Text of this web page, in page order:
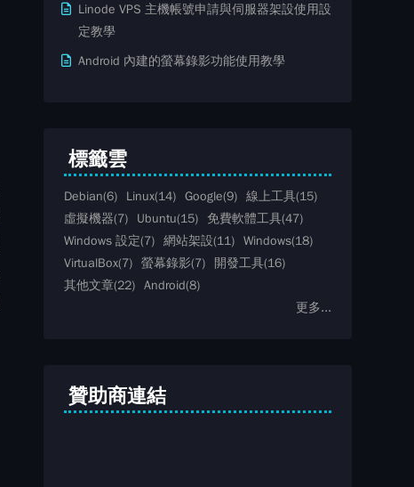
Linode VPS 主機帳號申請與伺服器架設使用設
定教學
Android 內建的螢幕錄影功能使用教學
標籤雲
Debian(6) Linux(14) Google(9) 線上工具(15)
虛擬機器(7) Ubuntu(15) 免費軟體工具(47)
Windows 設定(7) 網站架設(11) Windows(18)
VirtualBox(7) 螢幕錄影(7) 開發工具(16)
其他文章(22) Android(8)
更多...
贊助商連結